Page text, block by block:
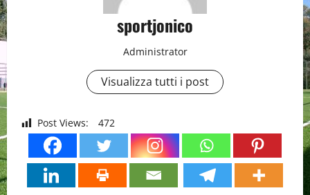
sportjonico
Administrator
Visualizza tutti i post
Post Views: 472